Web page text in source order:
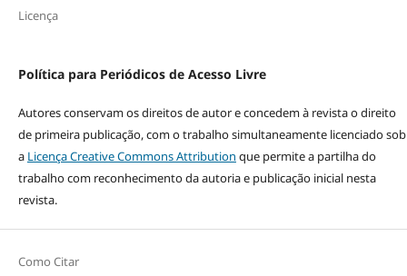
Licença
Política para Periódicos de Acesso Livre
Autores conservam os direitos de autor e concedem à revista o direito
de primeira publicação, com o trabalho simultaneamente licenciado sob
a Licença Creative Commons Attribution que permite a partilha do
trabalho com reconhecimento da autoria e publicação inicial nesta
revista.
Como Citar